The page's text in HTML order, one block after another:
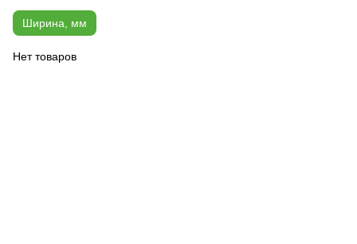
Ширина, мм
Нет товаров